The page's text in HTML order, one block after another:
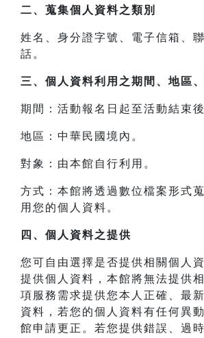
二、 蒐集個人資料之類別
姓名、身分證字號、電子信箱、
話。
三、 個人資料利用之期間、地區
期間：活動報名日起至活動結束後
地區：中華民國境內。
對象：由本館自行利用。
方式：本館將透過數位檔案形式
用您的個人資料。
四、 個人資料之提供
您可自由選擇是否提供相關個人
提供個人資料，本館將無法提供
項服務需求提供您本人正確、最
資料，若您的個人資料有任何異
館申請更正。若您提供錯誤、過